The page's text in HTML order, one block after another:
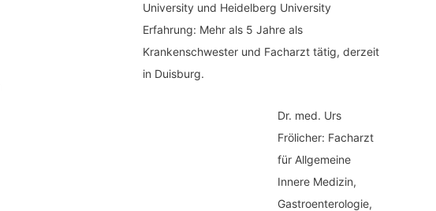
University und Heidelberg University
Erfahrung: Mehr als 5 Jahre als
Krankenschwester und Facharzt tätig, derzeit
in Duisburg.
Dr. med. Urs
Frölicher: Facharzt
für Allgemeine
Innere Medizin,
Gastroenterologie,